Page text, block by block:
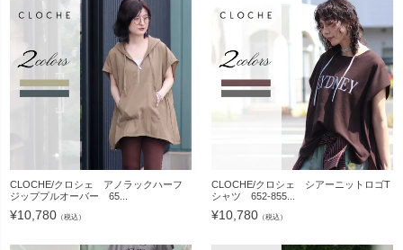
CLOCHE/クロシェ アノラックハーフ
ジッププルオーバー 65...
¥10,780 （税込）
CLOCHE/クロシェ シアーニットロゴT
シャツ 652-855...
¥10,780 （税込）